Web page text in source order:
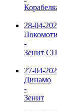
28-04-
-
Зенит
27-04-
Динамо
-
Зенит